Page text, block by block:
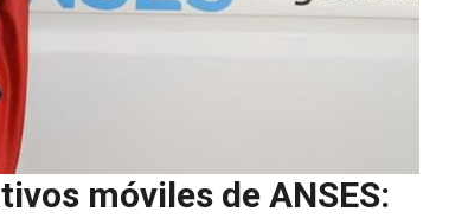
móviles de ANSES: